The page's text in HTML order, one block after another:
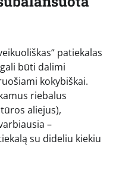
patiekalas
būti dalimi
kokybiškai.
riebalus
aliejus),
–
su dideliu kiekiu